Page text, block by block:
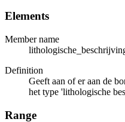
Elements
Member name
Definition
Geeft aan of er aan de
het type 'lithologische
Range